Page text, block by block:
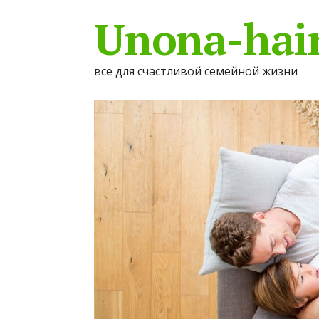
Unona-
все для счастливой семейной жизни